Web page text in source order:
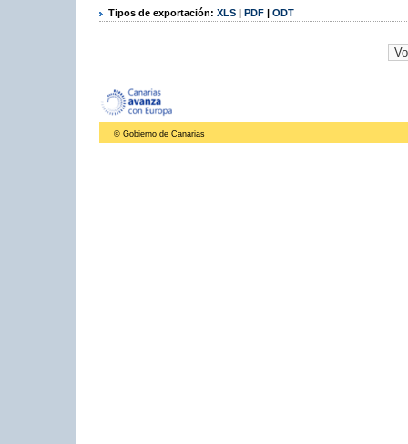
Tipos de exportación: XLS | PDF | ODT
© Gobierno de Canarias